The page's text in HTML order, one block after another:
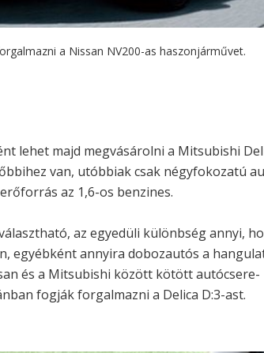
a Nissan NV200-as haszonjárművet.
lehet majd megvásárolni a Mitsubishi
van, utóbbiak csak négyfokozatú
az 1,6-os benzines.
az egyedüli különbség annyi,
egyébként annyira dobozautós a
és a Mitsubishi között kötött autócsere-
fogják forgalmazni a Delica D:3-ast.